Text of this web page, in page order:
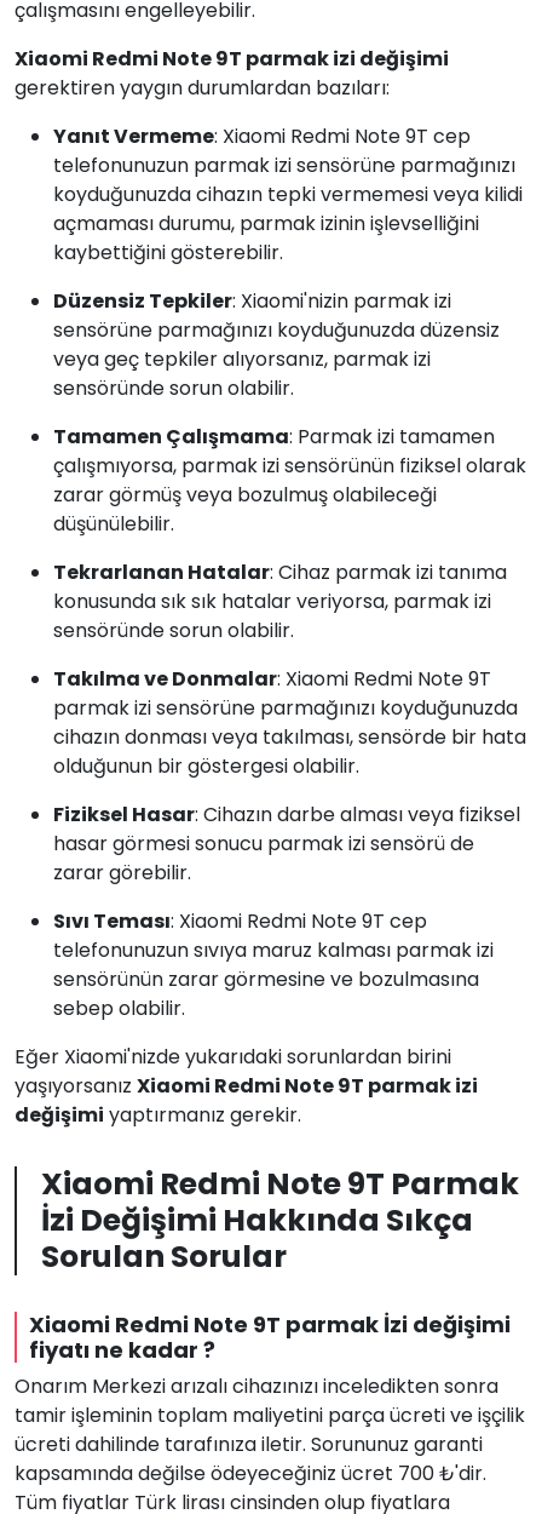
çalışmasını engelleyebilir.
Xiaomi Redmi Note 9T parmak izi değişimi
gerektiren yaygın durumlardan bazıları:
Yanıt Vermeme: Xiaomi Redmi Note 9T cep
telefonunuzun parmak izi sensörüne parmağınızı
koyduğunuzda cihazın tepki vermemesi veya kilidi
açmaması durumu, parmak izinin işlevselliğini
kaybettiğini gösterebilir.
Düzensiz Tepkiler: Xiaomi'nizin parmak izi
sensörüne parmağınızı koyduğunuzda düzensiz
veya geç tepkiler alıyorsanız, parmak izi
sensöründe sorun olabilir.
Tamamen Çalışmama: Parmak izi tamamen
çalışmıyorsa, parmak izi sensörünün fiziksel olarak
zarar görmüş veya bozulmuş olabileceği
düşünülebilir.
Tekrarlanan Hatalar: Cihaz parmak izi tanıma
konusunda sık sık hatalar veriyorsa, parmak izi
sensöründe sorun olabilir.
Takılma ve Donmalar: Xiaomi Redmi Note 9T
parmak izi sensörüne parmağınızı koyduğunuzda
cihazın donması veya takılması, sensörde bir hata
olduğunun bir göstergesi olabilir.
Fiziksel Hasar: Cihazın darbe alması veya fiziksel
hasar görmesi sonucu parmak izi sensörü de
zarar görebilir.
Sıvı Teması: Xiaomi Redmi Note 9T cep
telefonunuzun sıvıya maruz kalması parmak izi
sensörünün zarar görmesine ve bozulmasına
sebep olabilir.
Eğer Xiaomi'nizde yukarıdaki sorunlardan birini
yaşıyorsanız Xiaomi Redmi Note 9T parmak izi
değişimi yaptırmanız gerekir.
Xiaomi Redmi Note 9T Parmak
İzi Değişimi Hakkında Sıkça
Sorulan Sorular
Xiaomi Redmi Note 9T parmak İzi değişimi
fiyatı ne kadar ?
Onarım Merkezi arızalı cihazınızı inceledikten sonra
tamir işleminin toplam maliyetini parça ücreti ve işçilik
ücreti dahilinde tarafınıza iletir. Sorununuz garanti
kapsamında değilse ödeyeceğiniz ücret 700 ₺'dir.
Tüm fiyatlar Türk lirası cinsinden olup fiyatlara